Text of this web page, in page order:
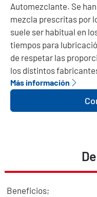
Automezclante. Se
mezcla prescritas por
suele ser habitual en
tiempos para
de respetar las
los distintos
Más información
Beneficios;